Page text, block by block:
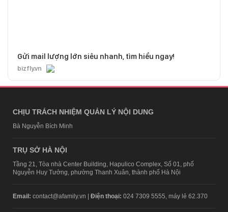
Gửi mail lượng lớn siêu nhanh, tìm hiểu ngay!
bizfly.vn
CHỊU TRÁCH NHIỆM QUẢN LÝ NỘI DUNG
Bà Nguyễn Bích Minh
TRỤ SỞ HÀ NỘI
Tầng 21, Tòa nhà Center Building, Hapulico Complex, Số 01, phố
Nguyễn Huy Tưởng, phường Thanh Xuân, thành phố Hà Nội
Email: contact@afamily.vn | Điện thoại: 024 7309 5555, máy lẻ 62.370